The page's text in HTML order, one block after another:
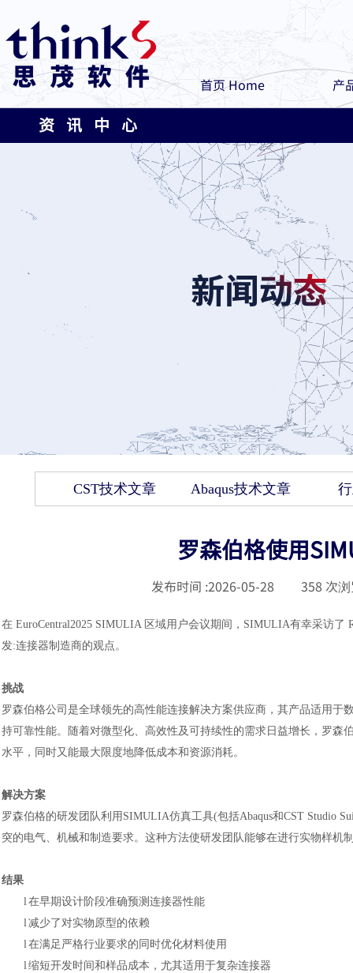
首页 Home 产
资 讯 中 心
CST技术文章 Abaqus技术文章
罗森伯格使用
发布时间 :2026-05-28 358 次
在 EuroCentral2025 SIMULIA 区域用户会议期间，SIMULIA有幸采访了
发:连接器制造商的观点。
挑战
罗森伯格公司是全球领先的高性能连接解决方案供应商，其产品适用
持可靠性能。随着对微型化、高效性及可持续性的需求日益增长，罗森
水平，同时又能最大限度地降低成本和资源消耗。
解决方案
罗森伯格的研发团队利用 SIMULIA仿真工具(包括Abaqus和CST Studio
突的电气、机械和制造要求。这种方法使研发团队能够在进行实物样机
结果
l在早期设计阶段准确预测连接器性能
l减少了对实物原型的依赖
l在满足严格行业要求的同时优化材料使用
l缩短开发时间和样品成本，尤其适用于复杂连接器